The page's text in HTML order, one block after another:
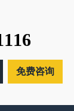
免费咨询